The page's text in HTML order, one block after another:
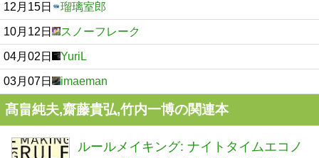
12月15日 瑠璃室郎
10月12日 スノーフレーク
04月02日 YuriL
03月07日 imaeman
髙畠純夫,齋藤貴弘,竹内一博の関連本
ルールメイキング: ナイトタイムエコノ